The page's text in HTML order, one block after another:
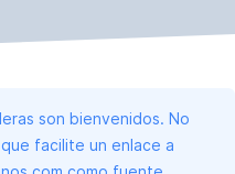
son bienvenidos. No
facilite un enlace a